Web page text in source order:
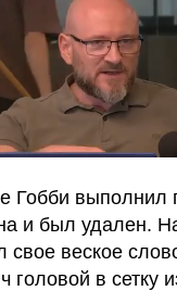
Гобби выполнил
и был удален.
свое веское
головой в сетку